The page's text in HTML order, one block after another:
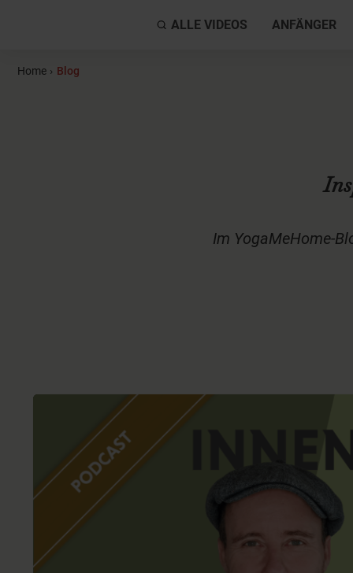
ALLE VIDEOS ANFÄNGER
Home › Blog
Im YogaMeHome-